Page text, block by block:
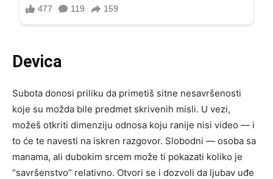
Devica
Subota donosi priliku da primetiš sitne nesavršenosti
koje su možda bile predmet skrivenih misli. U vezi,
možeš otkriti dimenziju odnosa koju ranije nisi video — i
to će te navesti na iskren razgovor. Slobodni — osoba sa
manama, ali dubokim srcem može ti pokazati koliko je
“savršenstvo” relativno. Otvori se i dozvoli da ljubav uđe